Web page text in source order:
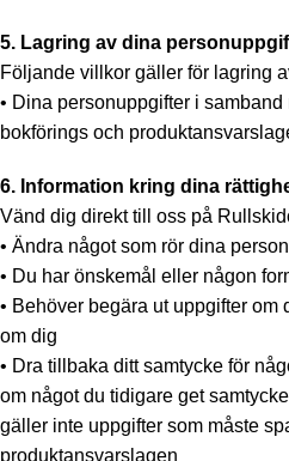
5. Lagring av dina
Följande villkor gäller för lagring
• Dina personuppgifter i
bokförings och
6. Information kring dina
Vänd dig direkt till oss på
• Ändra något som rör dina
• Du har önskemål eller någon
• Behöver begära ut uppgifter
om dig
• Dra tillbaka ditt samtycke för
om något du tidigare get
gäller inte uppgifter som måste
produktansvarslagen